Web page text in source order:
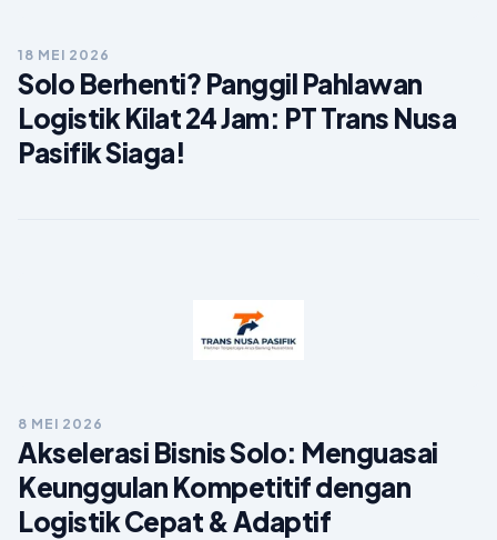
18 MEI 2026
Solo Berhenti? Panggil Pahlawan
Logistik Kilat 24 Jam: PT Trans Nusa
Pasifik Siaga!
8 MEI 2026
Akselerasi Bisnis Solo: Menguasai
Keunggulan Kompetitif dengan
Logistik Cepat & Adaptif